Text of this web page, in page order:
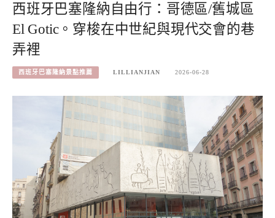
西班牙巴塞隆納自由行：哥德區/舊城區
El Gotic。穿梭在中世紀與現代交會的巷
弄裡
西班牙巴塞隆納景點推薦 LILLIANJIAN 2026-06-28